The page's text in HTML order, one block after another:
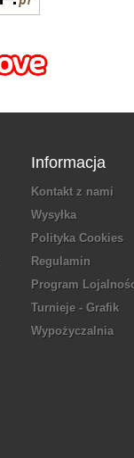
Informacja
Kontakt z nami
Wysyłka
Polityka Cookies
Regulamin
Program
Turnieje - Grafik
Wypożyczalnia